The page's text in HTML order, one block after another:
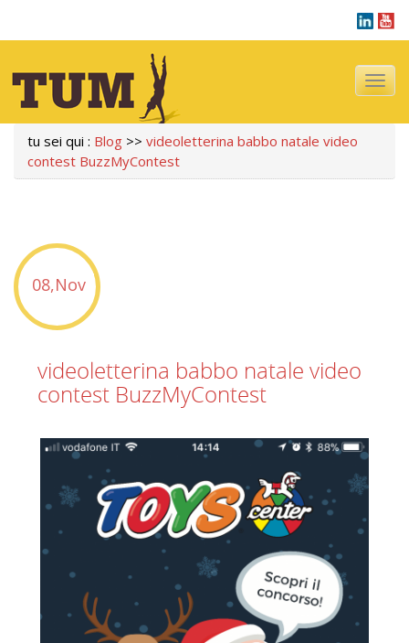
tu sei qui : Blog >> videoletterina babbo natale video
contest BuzzMyContest
08,Nov
videoletterina babbo natale video
contest BuzzMyContest